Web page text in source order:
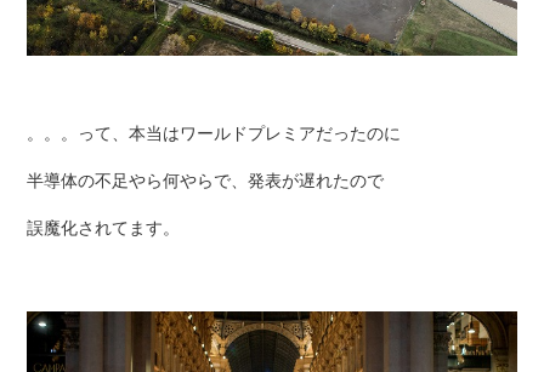
。。。って、本当はワールドプレミアだったのに
半導体の不足やら何やらで、発表が遅れたので
誤魔化されてます。